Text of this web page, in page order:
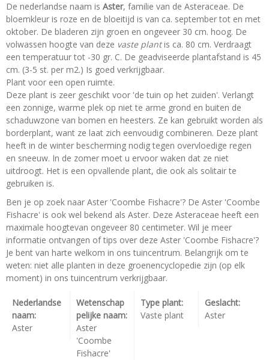
De nederlandse naam is Aster, familie van de Asteraceae. De
bloemkleur is roze en de bloeitijd is van ca. september tot en met
oktober. De bladeren zijn groen en ongeveer 30 cm. hoog. De
volwassen hoogte van deze vaste plantis ca. 80 cm. Verdraagt
een temperatuur tot -30 gr. C. De geadviseerde plantafstand is 45
cm. (3-5 st. per m2.) Is goed verkrijgbaar.
Plant voor een open ruimte.
Deze plant is zeer geschikt voor 'de tuin op het zuiden'. Verlangt
een zonnige, warme plek op niet te arme grond en buiten de
schaduwzone van bomen en heesters. Ze kan gebruikt worden als
borderplant, want ze laat zich eenvoudig combineren. Deze plant
heeft in de winter bescherming nodig tegen overvloedige regen
en sneeuw. In de zomer moet u ervoor waken dat ze niet
uitdroogt. Het is een opvallende plant, die ook als solitair te
gebruiken is.
Ben je op zoek naar Aster 'Coombe Fishacre'? De Aster 'Coombe
Fishacre' is ook wel bekend als Aster. Deze Asteraceae heeft een
maximale hoogtevan ongeveer 80 centimeter. Wil je meer
informatie ontvangen of tips over deze Aster 'Coombe Fishacre'?
Je bent van harte welkom in ons tuincentrum. Belangrijk om te
weten: niet alle planten in deze groenencyclopedie zijn (op elk
moment) in ons tuincentrum verkrijgbaar.
Nederlandse
naam:
Aster
Wetenschap
pelijke naam:
Aster
'Coombe
Fishacre'
Type plant:
Vaste plant
Geslacht:
Aster